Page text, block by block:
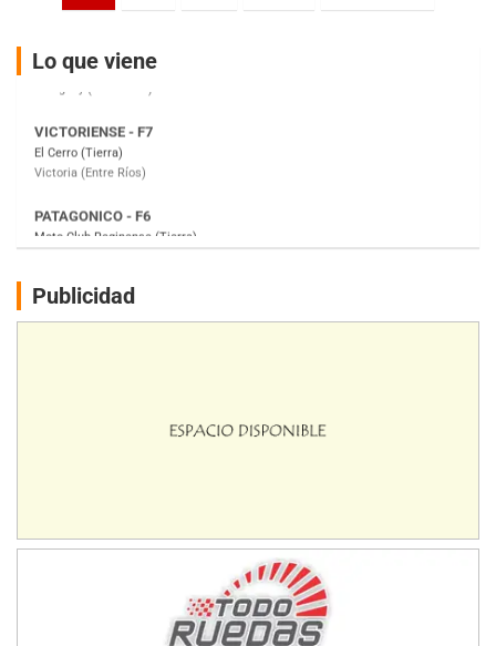
entradas
Lo que viene
Victoria (Entre Ríos)
Moto Club Reginense (Tierra)
Gral. E. Godoy (Río Negro)
Juventud Unida (Tierra)
Humboldt (Santa Fe)
Ciudad de Avellaneda (Asfalto)
Avellaneda (Santa Fe)
08/09-AGO
Publicidad